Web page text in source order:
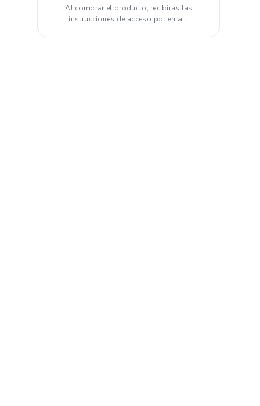
Al comprar el producto, recibirás las
instrucciones de acceso por email.